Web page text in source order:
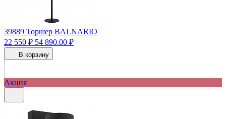
39889 Торшер BALNARIO
22 550 ₽ 54 890.00 ₽
В корзину
Акция